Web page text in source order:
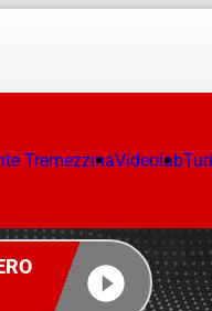
TremezzinaVideolab